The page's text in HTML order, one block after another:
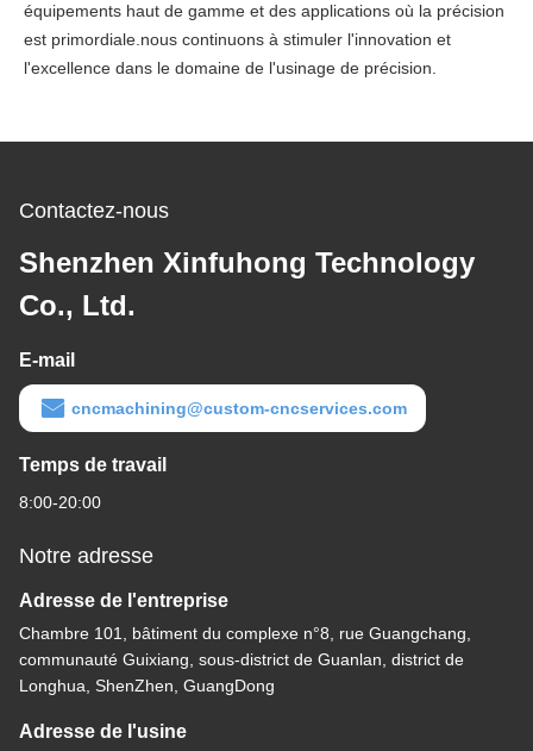
équipements haut de gamme et des applications où la précision
est primordiale.nous continuons à stimuler l'innovation et
l'excellence dans le domaine de l'usinage de précision.
Contactez-nous
Shenzhen Xinfuhong Technology
Co., Ltd.
E-mail
cncmachining@custom-cncservices.com
Temps de travail
8:00-20:00
Notre adresse
Adresse de l'entreprise
Chambre 101, bâtiment du complexe n°8, rue Guangchang,
communauté Guixiang, sous-district de Guanlan, district de
Longhua, ShenZhen, GuangDong
Adresse de l'usine